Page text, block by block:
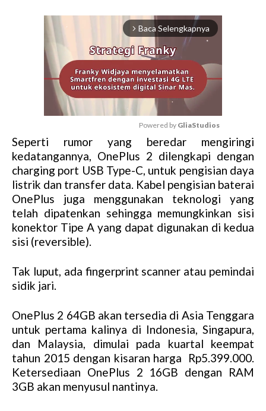
arrow_forward_ios Baca Selengkapnya
M
u
t
e
Powered by GliaStudios
Seperti rumor yang beredar mengiringi
kedatangannya, OnePlus 2 dilengkapi dengan
charging port USB Type-C, untuk pengisian daya
listrik dan transfer data. Kabel pengisian baterai
OnePlus juga menggunakan teknologi yang
telah dipatenkan sehingga memungkinkan sisi
konektor Tipe A yang dapat digunakan di kedua
sisi (reversible).
Tak luput, ada fingerprint scanner atau pemindai
sidik jari.
OnePlus 2 64GB akan tersedia di Asia Tenggara
untuk pertama kalinya di Indonesia, Singapura,
dan Malaysia, dimulai pada kuartal keempat
tahun 2015 dengan kisaran harga Rp5.399.000.
Ketersediaan OnePlus 2 16GB dengan RAM
3GB akan menyusul nantinya.